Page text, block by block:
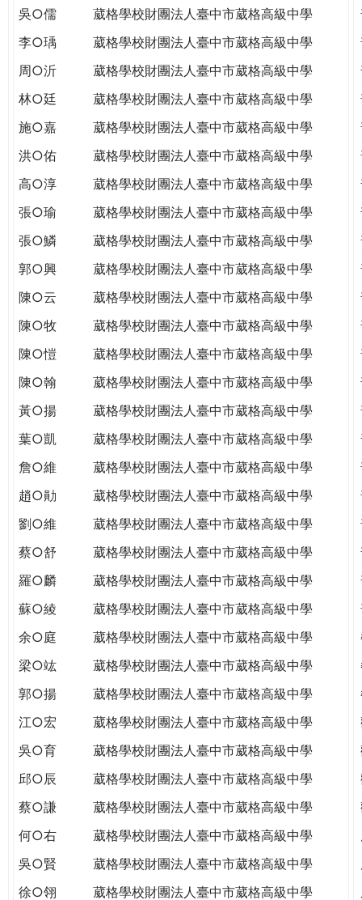
CITIZENSHIP
吳○儒
葳格學校財團法人臺中市葳格高級中學
李○瑀
葳格學校財團法人臺中市葳格高級中學
周○沂
葳格學校財團法人臺中市葳格高級中學
林○廷
葳格學校財團法人臺中市葳格高級中學
施○嘉
葳格學校財團法人臺中市葳格高級中學
洪○佑
葳格學校財團法人臺中市葳格高級中學
高○淳
葳格學校財團法人臺中市葳格高級中學
張○瑜
葳格學校財團法人臺中市葳格高級中學
張○鱗
葳格學校財團法人臺中市葳格高級中學
郭○興
葳格學校財團法人臺中市葳格高級中學
陳○云
葳格學校財團法人臺中市葳格高級中學
陳○牧
葳格學校財團法人臺中市葳格高級中學
陳○愷
葳格學校財團法人臺中市葳格高級中學
陳○翰
葳格學校財團法人臺中市葳格高級中學
黃○揚
葳格學校財團法人臺中市葳格高級中學
葉○凱
葳格學校財團法人臺中市葳格高級中學
詹○維
葳格學校財團法人臺中市葳格高級中學
趙○勛
葳格學校財團法人臺中市葳格高級中學
劉○維
葳格學校財團法人臺中市葳格高級中學
蔡○舒
葳格學校財團法人臺中市葳格高級中學
羅○麟
葳格學校財團法人臺中市葳格高級中學
蘇○綾
葳格學校財團法人臺中市葳格高級中學
余○庭
葳格學校財團法人臺中市葳格高級中學
梁○竑
葳格學校財團法人臺中市葳格高級中學
郭○揚
葳格學校財團法人臺中市葳格高級中學
江○宏
葳格學校財團法人臺中市葳格高級中學
吳○育
葳格學校財團法人臺中市葳格高級中學
邱○辰
葳格學校財團法人臺中市葳格高級中學
蔡○謙
葳格學校財團法人臺中市葳格高級中學
何○右
葳格學校財團法人臺中市葳格高級中學
吳○賢
葳格學校財團法人臺中市葳格高級中學
徐○翎
葳格學校財團法人臺中市葳格高級中學